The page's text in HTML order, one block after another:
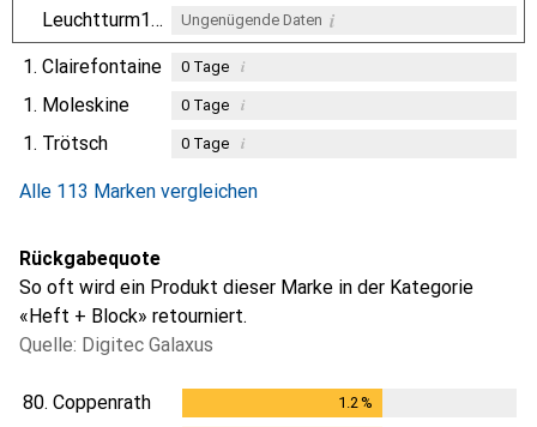
Leuchtturm1917 Ungenügende Daten i
1. Clairefontaine 0Tage i
1. Moleskine 0Tage i
1. Trötsch 0Tage i
Alle 113 Marken vergleichen
Rückgabequote
So oft wird ein Produkt dieser Marke in der Kategorie
«Heft + Block» retourniert.
Quelle: Digitec Galaxus
80. Coppenrath 1.2 %